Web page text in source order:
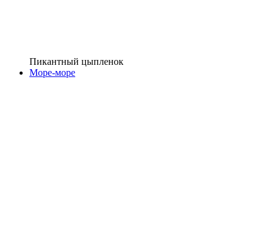
Пикантный цыпленок
Море-море